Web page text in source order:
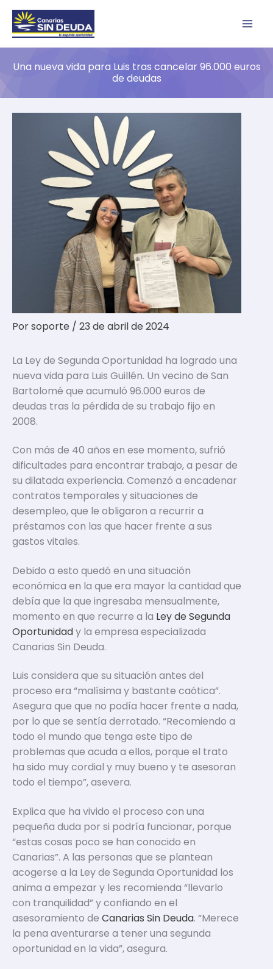
contenido
Una nueva vida para Luis tras cancelar 96.000 euros
de deudas
Porsoporte / 23 de abril de 2024
La Ley de Segunda Oportunidad ha logrado una
nueva vida para Luis Guillén. Un vecino de San
Bartolomé que acumuló 96.000 euros de
deudas tras la pérdida de su trabajo fijo en
2008.
Con más de 40 años en ese momento, sufrió
dificultades para encontrar trabajo, a pesar de
su dilatada experiencia. Comenzó a encadenar
contratos temporales y situaciones de
desempleo, que le obligaron a recurrir a
préstamos con las que hacer frente a sus
gastos vitales.
Debido a esto quedó en una situación
económica en la que era mayor la cantidad que
debía que la que ingresaba mensualmente,
momento en que recurre a la Ley de Segunda
Oportunidady la empresa especializada
Canarias Sin Deuda.
Luis considera que su situación antes del
proceso era “malísima y bastante caótica”.
Asegura que que no podía hacer frente a nada,
por lo que se sentía derrotado. “Recomiendo a
todo el mundo que tenga este tipo de
problemas que acuda a ellos, porque el trato
ha sido muy cordial y muy bueno y te asesoran
todo el tiempo”, asevera.
Explica que ha vivido el proceso con una
pequeña duda por si podría funcionar, porque
“estas cosas poco se han conocido en
Canarias”. A las personas que se plantean
acogerse a la Ley de Segunda Oportunidad los
anima a empezar y les recomienda “llevarlo
con tranquilidad” y confiando en el
asesoramiento de Canarias Sin Deuda. “Merece
la pena aventurarse a tener una segunda
oportunidad en la vida”, asegura.
B
u
s
c